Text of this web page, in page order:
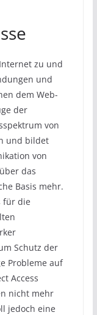
zu und
und
dem Web-
der
von
und bildet
von
das
Basis mehr.
für die
Schutz der
Probleme auf
Access
nicht mehr
jedoch eine